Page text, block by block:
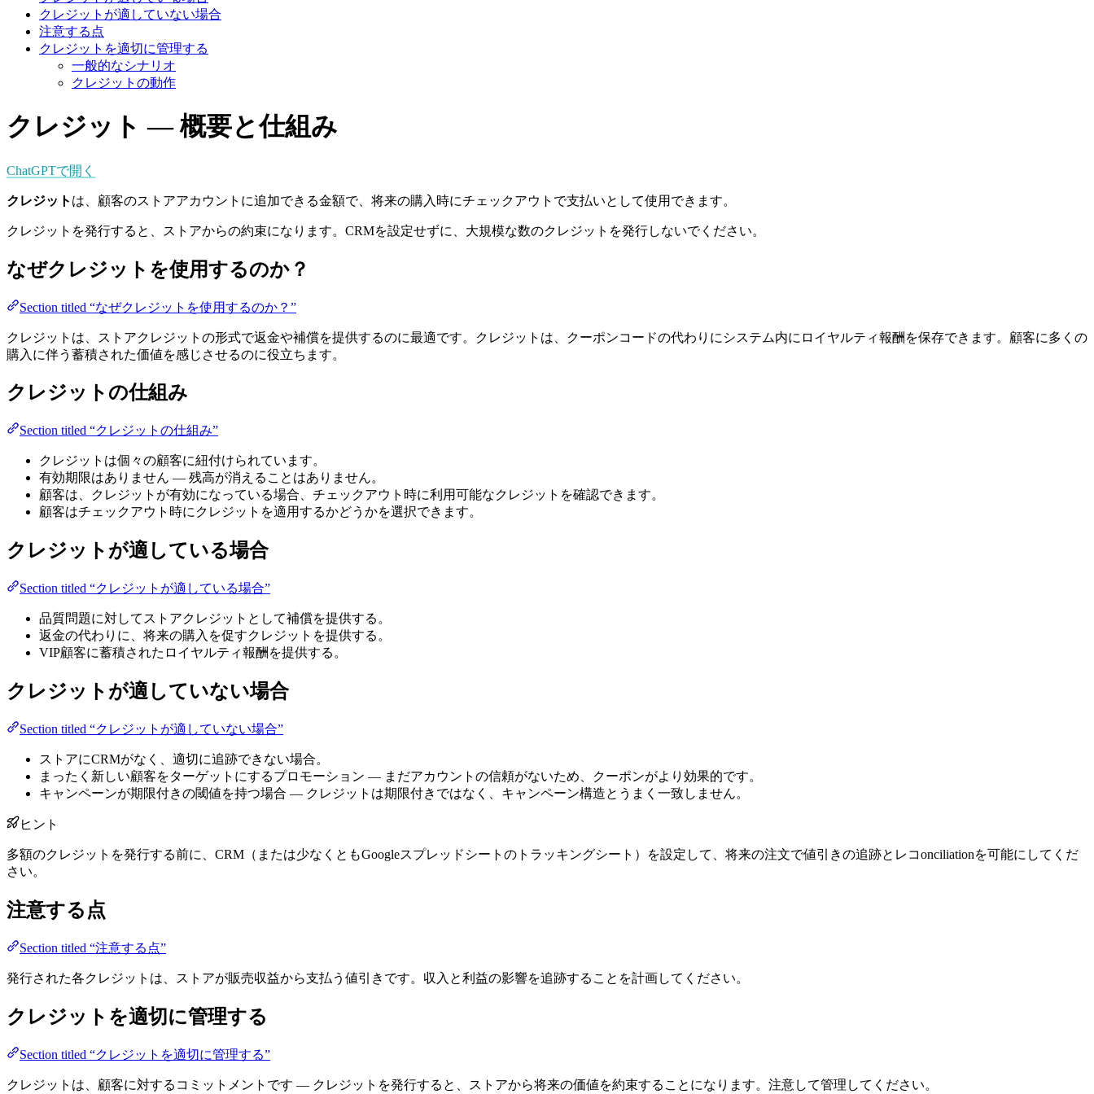
クレジットが適していない場合
注意する点
クレジットを適切に管理する
一般的なシナリオ
クレジットの動作
クレジット — 概要と仕組み
ChatGPTで開く
クレジット は、顧客のストアアカウントに追加できる金額で、将来の購入時にチェックアウトで支払いとして使用できます。
クレジットを発行すると、ストアからの約束になります。CRMを設定せずに、大規模な数のクレジットを発行しないでください。
なぜクレジットを使用するのか？
Section titled “なぜクレジットを使用するのか？”
クレジットは、ストアクレジットの形式で返金や補償を提供するのに最適です。クレジットは、クーポンコードの代わりにシステム内にロイヤルティ報酬を保存できます。顧客に多くの
購入に伴う蓄積された価値を感じさせるのに役立ちます。
クレジットの仕組み
Section titled “クレジットの仕組み”
クレジットは個々の顧客に紐付けられています。
有効期限はありません — 残高が消えることはありません。
顧客は、クレジットが有効になっている場合、チェックアウト時に利用可能なクレジットを確認できます。
顧客はチェックアウト時にクレジットを適用するかどうかを選択できます。
クレジットが適している場合
Section titled “クレジットが適している場合”
品質問題に対してストアクレジットとして補償を提供する。
返金の代わりに、将来の購入を促すクレジットを提供する。
VIP顧客に蓄積されたロイヤルティ報酬を提供する。
クレジットが適していない場合
Section titled “クレジットが適していない場合”
ストアにCRMがなく、適切に追跡できない場合。
まったく新しい顧客をターゲットにするプロモーション — まだアカウントの信頼がないため、クーポンがより効果的です。
キャンペーンが期限付きの閾値を持つ場合 — クレジットは期限付きではなく、キャンペーン構造とうまく一致しません。
ヒント
多額のクレジットを発行する前に、CRM（または少なくともGoogleスプレッドシートのトラッキングシート）を設定して、将来の注文で値引きの追跡とレコonciliationを可能にしてくだ
さい。
注意する点
Section titled “注意する点”
発行された各クレジットは、ストアが販売収益から支払う値引きです。収入と利益の影響を追跡することを計画してください。
クレジットを適切に管理する
Section titled “クレジットを適切に管理する”
クレジットは、顧客に対するコミットメントです — クレジットを発行すると、ストアから将来の価値を約束することになります。注意して管理してください。